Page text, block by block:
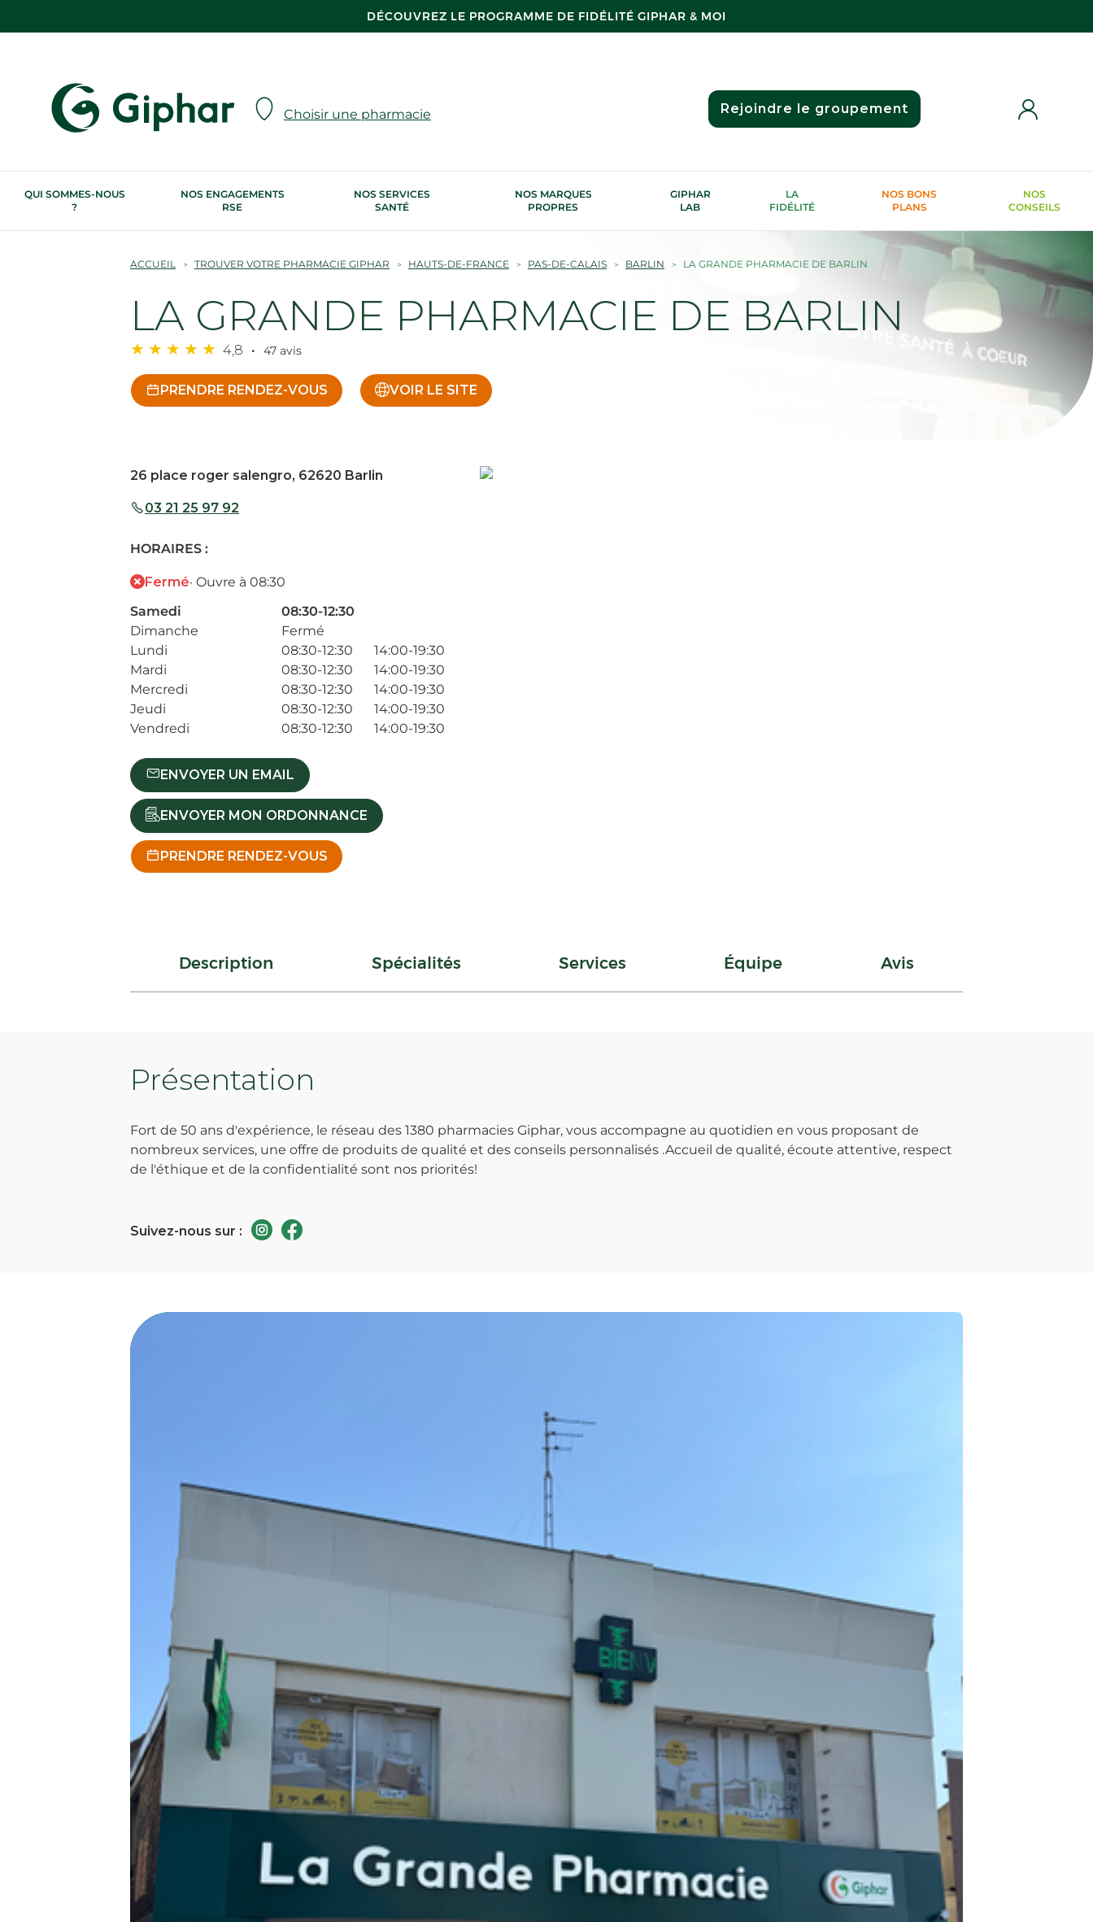
DÉCOUVREZ LE PROGRAMME DE FIDÉLITÉ GIPHAR & MOI
Choisir une pharmacie Rejoindre le groupement
QUI SOMMES-NOUS
?
NOS ENGAGEMENTS
RSE
NOS SERVICES
SANTÉ
NOS MARQUES
PROPRES
GIPHAR
LAB
LA
FIDÉLITÉ
NOS BONS
PLANS
NOS
CONSEILS
ACCUEIL TROUVER VOTRE PHARMACIE GIPHAR HAUTS-DE-FRANCE PAS-DE-CALAIS BARLIN LA GRANDE PHARMACIE DE BARLIN
LA GRANDE PHARMACIE DE BARLIN
4,8 47 avis
PRENDRE RENDEZ-VOUS VOIR LE SITE
26 place roger salengro, 62620 Barlin
03 21 25 97 92
HORAIRES :
Fermé· Ouvre à 08:30
Samedi
08:30-12:30
Dimanche
Fermé
Lundi
08:30-12:30
14:00-19:30
Mardi
08:30-12:30
14:00-19:30
Mercredi
08:30-12:30
14:00-19:30
Jeudi
08:30-12:30
14:00-19:30
Vendredi
08:30-12:30 14:00-19:30
ENVOYER UN EMAIL
ENVOYER MON ORDONNANCE
PRENDRE RENDEZ-VOUS
Description Spécialités Services Équipe Avis
Présentation
Fort de 50 ans d'expérience, le réseau des 1380 pharmacies Giphar, vous accompagne au quotidien en vous proposant de
nombreux services, une offre de produits de qualité et des conseils personnalisés .Accueil de qualité, écoute attentive, respect
de l'éthique et de la confidentialité sont nos priorités!
Suivez-nous sur :